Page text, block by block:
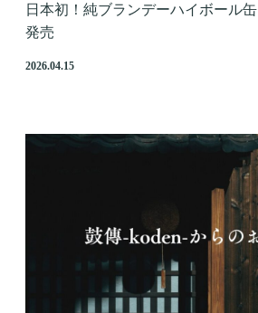
日本初！純ブランデーハイボール
発売
2026.04.15